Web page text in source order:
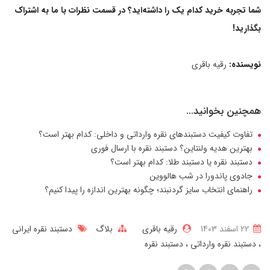
شما تجربه خرید کدام یک را داشته‌اید؟ در قسمت نظرات با ما به اشتراک
بگذارید!
نویسنده: رقیه باقری
همچنین بخوانید...
تفاوت کیفیت دستبندهای نقره وارداتی و داخلی: کدام بهتر است؟
بهترین هدیه ولنتاین؟ دستبند نقره با ارسال فوری
دستبند نقره یا دستبند طلا: کدام بهتر است؟
جادوی پاندورا در شب هالووین
راهنمای انتخاب سایز گردنبند؛ چگونه بهترین اندازه را پیدا کنیم؟
رقیه باقری بلاگ
دستبند نقره ایرانی
دستبند نقره وارداتی دستبند نقره